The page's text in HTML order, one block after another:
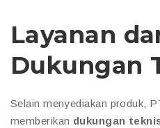
Layanan
Dukungan
Selain menyediakan produk,
memberikan dukungan